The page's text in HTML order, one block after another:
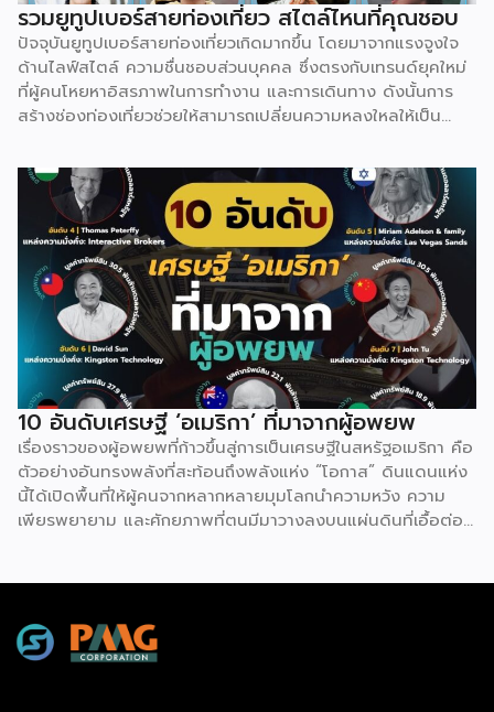
รวมยูทูปเบอร์สายท่องเที่ยว สไตล์ไหนที่คุณชอบ
ปัจจุบันยูทูปเบอร์สายท่องเที่ยวเกิดมากขึ้น โดยมาจากแรงจูงใจ
ด้านไลฟ์สไตล์ ความชื่นชอบส่วนบุคคล ซึ่งตรงกับเทรนด์ยุคใหม่
ที่ผู้คนโหยหาอิสรภาพในการทำงาน และการเดินทาง ดังนั้นการ
สร้างช่องท่องเที่ยวช่วยให้สามารถเปลี่ยนความหลงใหลให้เป็น
สปอนเซอร์แบรนด์สินค้า/โรงแรม, การขายสินค้าของตัวเอง ไป
จนถึงงานรับรีวิว สามารถต่อยอดออกไปได้อย่างหลากหลาย
นอกจากนี้ พฤติกรรมผู้บริโภคยุคปัจจุบันที่นิยมเสพวิดีโอท่อง
เที่ยวเพื่อหาแรงบันดาลใจ ใช้เป็นข้อมูลวางแผนเดินทาง หรือรับ
ชมเพื่อความเพลิดเพลิน (Virtual Travel) คอนเทนต์สายนี้จึงมี
อุปสงค์จากผู้ชมสูงอย่างต่อเนื่อง เปิดโอกาสให้ครีเอเตอร์ดึงจุด
เด่น และมุมมองเฉพาะตัวมาสร้าง Niche Content ที่แตกต่างได้
เสมอ เรื่องอื่นๆ ที่น่าสนใจ “ฮลุน โซโล่” จากเด็กกำพร้า
ทำงานโรงงานวันละ 300 สู่ยูทูบเบอร์แบกเป้เที่ยวรอบโลก
10 อันดับเศรษฐี ‘อเมริกา’ ที่มาจากผู้อพยพ
เรื่องราวของผู้อพยพที่ก้าวขึ้นสู่การเป็นเศรษฐีในสหรัฐอเมริกา คือ
ตัวอย่างอันทรงพลังที่สะท้อนถึงพลังแห่ง “โอกาส” ดินแดนแห่ง
นี้ได้เปิดพื้นที่ให้ผู้คนจากหลากหลายมุมโลกนำความหวัง ความ
เพียรพยายาม และศักยภาพที่ตนมีมาวางลงบนแผ่นดินที่เอื้อต่อ
ข้อจำกัดเดิม ความสำเร็จของพวกเขามิได้เกิดจากโชคช่วย แต่เกิด
จากการที่โอกาสอันเท่าเทียมมาบรรจบกับความมุ่งมั่นที่ไม่ยอมแพ้